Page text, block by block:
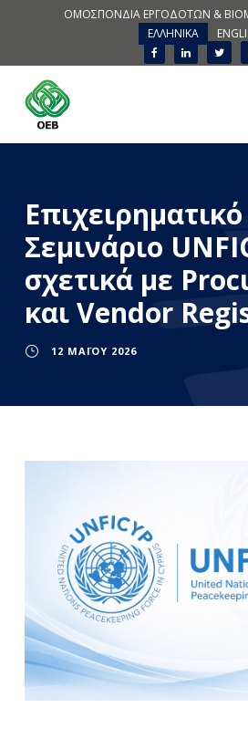
ΟΜΟΣΠΟΝΔΙΑ ΕΡΓΟΔΟΤΩΝ &
ΕΛΛΗΝΙΚΑ
Επιχειρηματικό
Σεμινάριο
σχετικά με
και Vendor
12 ΜΑΪ́ΟΥ 2026